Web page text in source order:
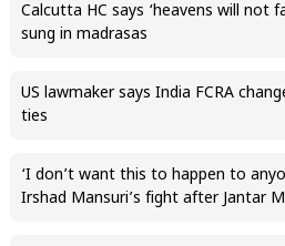
Calcutta HC says ‘heavens will not
sung in madrasas
US lawmaker says India FCRA
ties
‘I don’t want this to happen to
Irshad Mansuri’s fight after Jantar